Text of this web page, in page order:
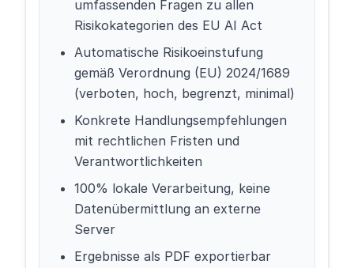
umfassenden Fragen zu allen
Risikokategorien des EU AI Act
Automatische Risikoeinstufung
gemäß Verordnung (EU) 2024/1689
(verboten, hoch, begrenzt, minimal)
Konkrete Handlungsempfehlungen
mit rechtlichen Fristen und
Verantwortlichkeiten
100% lokale Verarbeitung, keine
Datenübermittlung an externe
Server
Ergebnisse als PDF exportierbar